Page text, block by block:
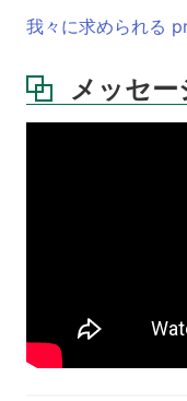
我々に求められる
メッセー